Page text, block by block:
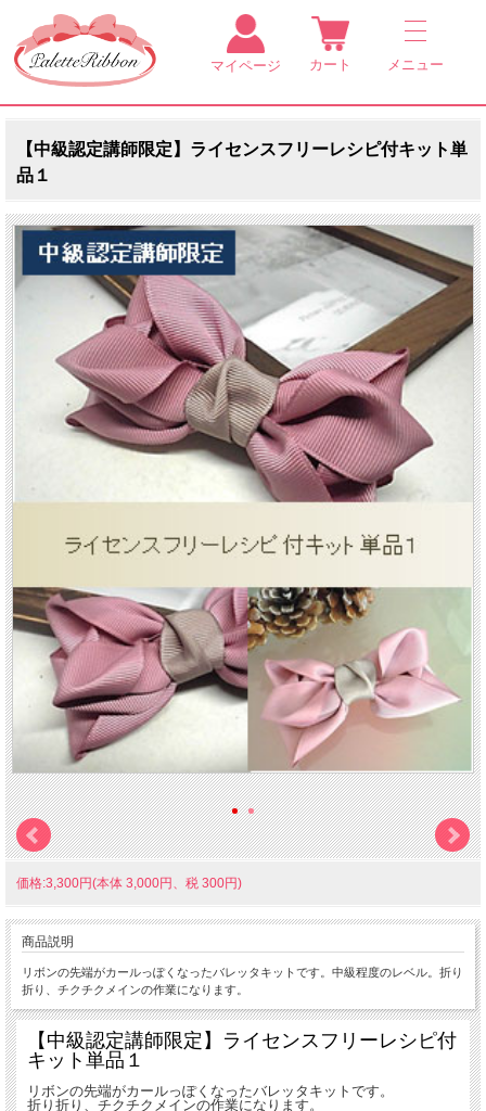
マイページ カート メニュー
【中級認定講師限定】ライセンスフリーレシピ付キット単
品１
価格:3,300円(本体 3,000円、税 300円)
商品説明
リボンの先端がカールっぽくなったバレッタキットです。中級程度のレベル。折り
折り、チクチクメインの作業になります。
【中級認定講師限定】 ライセンスフリーレシピ付
キット単品１
リボンの先端がカールっぽくなったバレッタキットです。
折り折り、チクチクメインの作業になります。